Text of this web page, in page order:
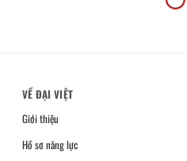
VỀ ĐẠI VIỆT
Giới thiệu
Hồ sơ năng lực